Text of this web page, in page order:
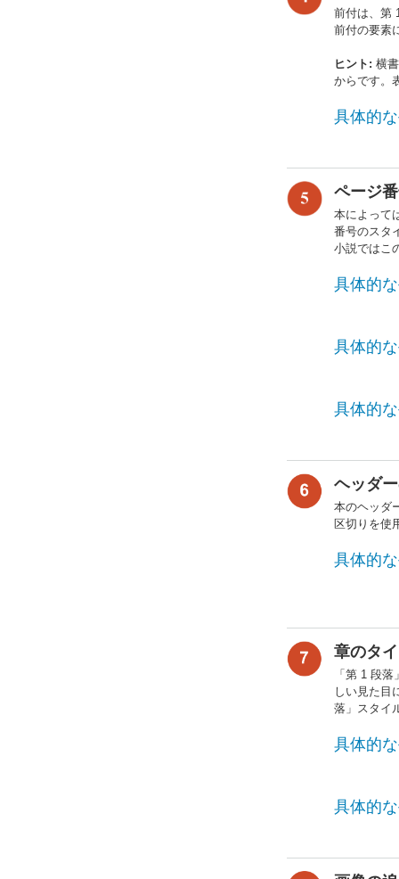
前付は、第
前付の要素
ヒント: 横
からです。
具体的
ページ
本によって
番号のスタ
小説ではこ
具体的
具体的
具体的
ヘッダ
本のヘッダ
区切りを使
具体的
章のタ
「第 1 段
しい見た目
落」スタイ
具体的
具体的